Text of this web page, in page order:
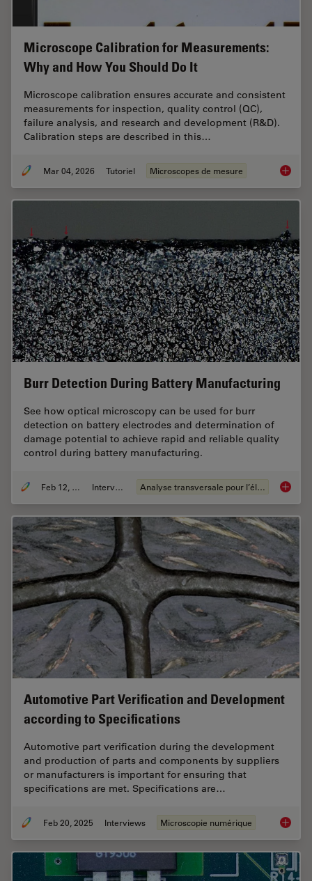
Microscope Calibration for Measurements:
Why and How You Should Do It
Microscope calibration ensures accurate and consistent
measurements for inspection, quality control (QC),
failure analysis, and research and development (R&D).
Calibration steps are described in this…
Mar 04, 2026 Tutoriel Microscopes de mesure
Burr Detection During Battery Manufacturing
See how optical microscopy can be used for burr
detection on battery electrodes and determination of
damage potential to achieve rapid and reliable quality
control during battery manufacturing.
Feb 12, 2026 Interviews Analyse transversale pour l’électronique Burr
Automotive Part Verification and Development
according to Specifications
Automotive part verification during the development
and production of parts and components by suppliers
or manufacturers is important for ensuring that
specifications are met. Specifications are…
Feb 20, 2025 Interviews Microscopie numérique